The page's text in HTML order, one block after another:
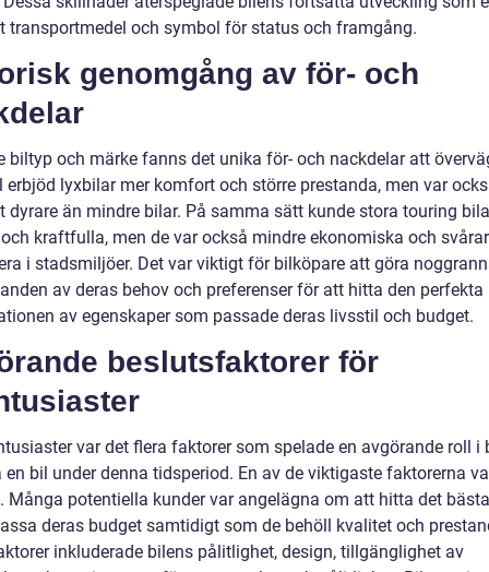
transportmedel och symbol för status och framgång.
genomgång av för- och
biltyp och märke fanns det unika för- och nackdelar att
erbjöd lyxbilar mer komfort och större prestanda, men var
dyrare än mindre bilar. På samma sätt kunde stora touring
kraftfulla, men de var också mindre ekonomiska och
i stadsmiljöer. Det var viktigt för bilköpare att göra
av deras behov och preferenser för att hitta den perfekta
av egenskaper som passade deras livsstil och budget.
beslutsfaktorer för
var det flera faktorer som spelade en avgörande roll i
en bil under denna tidsperiod. En av de viktigaste faktorerna
Många potentiella kunder var angelägna om att hitta det
deras budget samtidigt som de behöll kvalitet och
inkluderade bilens pålitlighet, design, tillgänglighet av